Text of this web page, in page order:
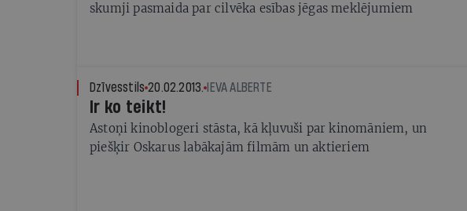
skumji pasmaida par cilvēka esības jēgas meklējumiem
Dzīvesstils 20.02.2013. IEVA ALBERTE
Ir ko teikt!
Astoņi kinoblogeri stāsta, kā kļuvuši par kinomāniem, un
piešķir Oskarus labākajām filmām un aktieriem